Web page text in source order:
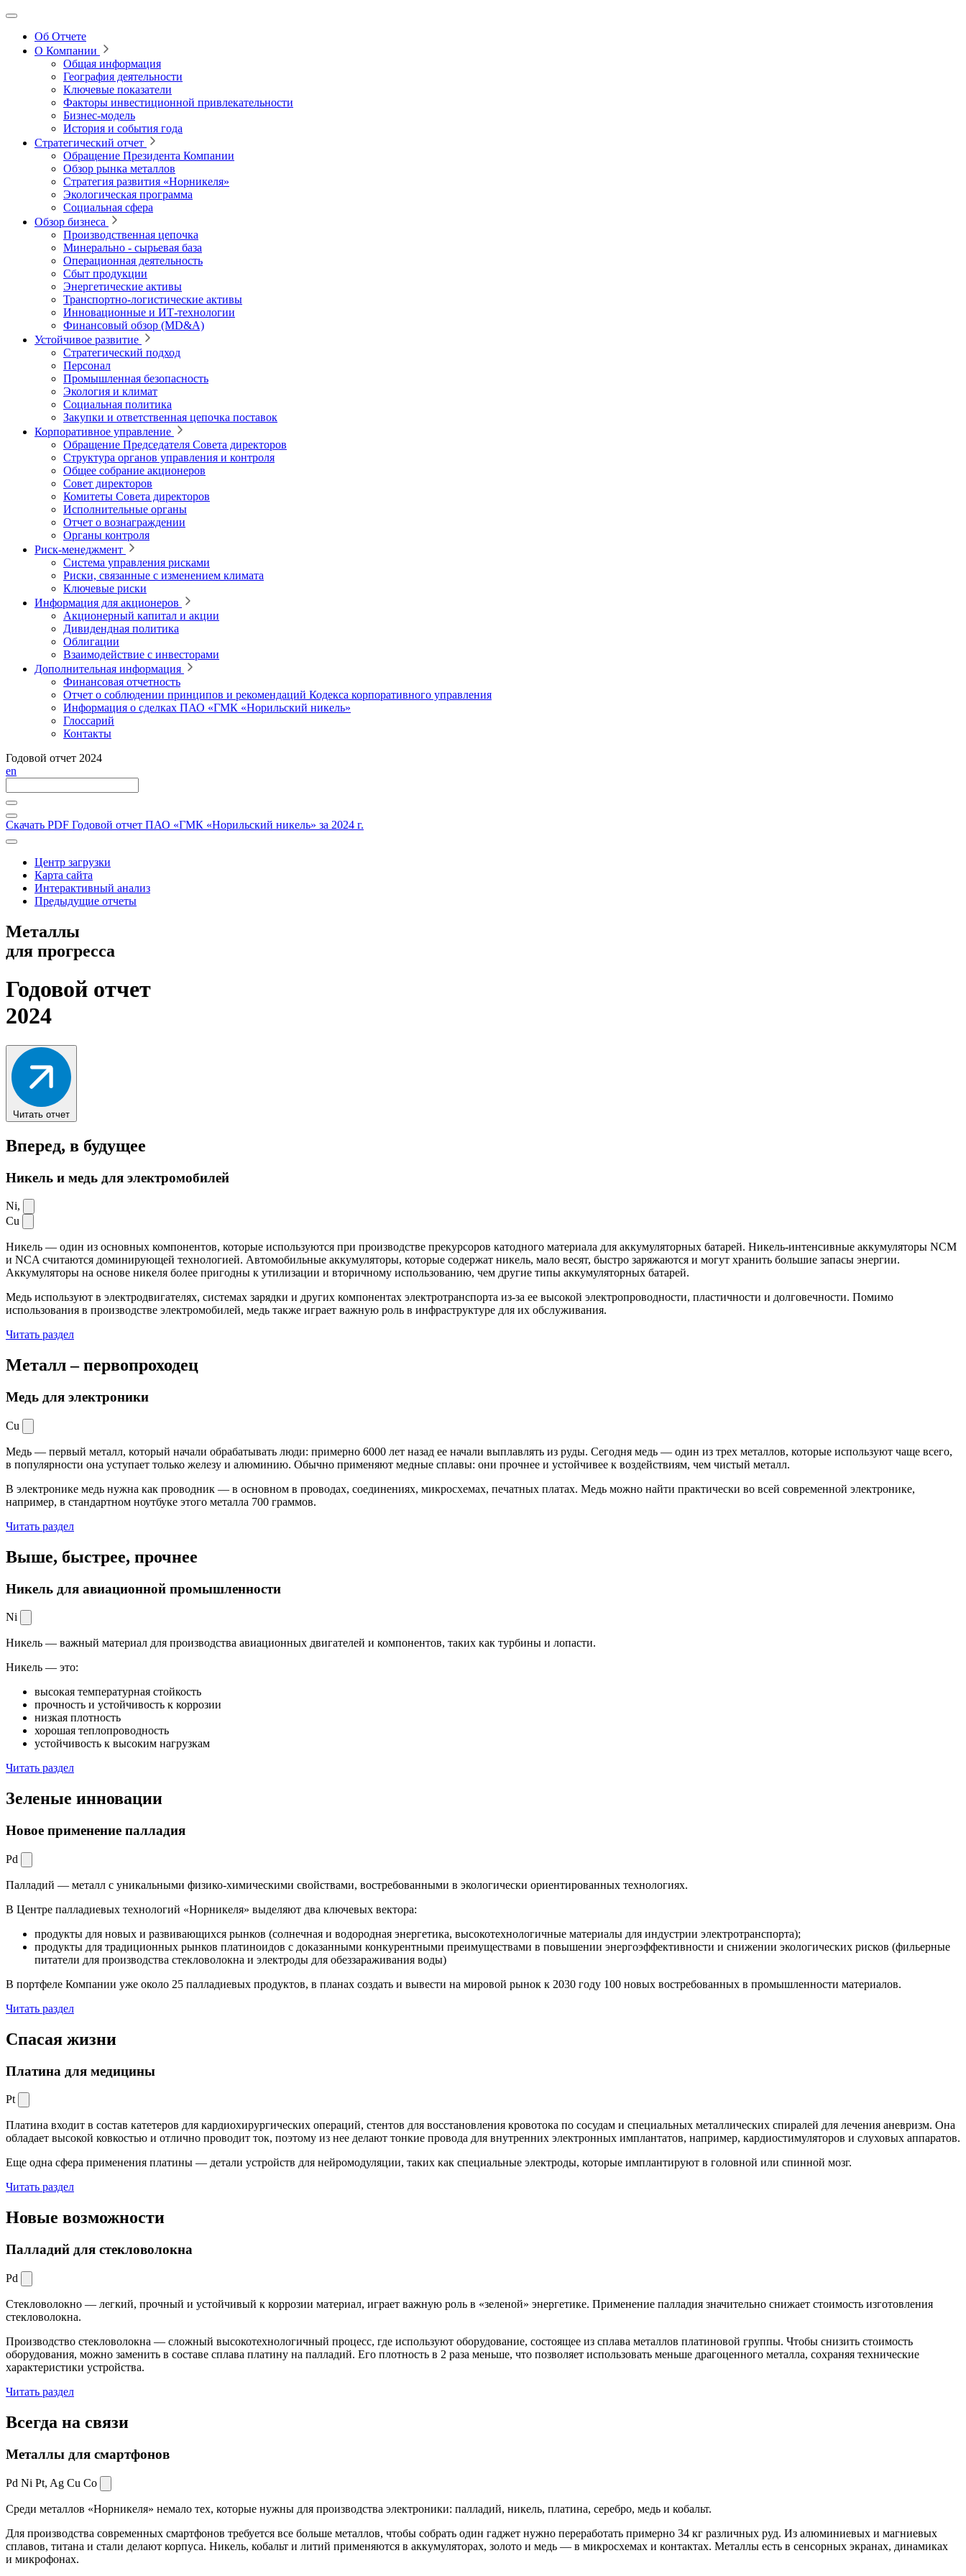
Об Отчете
О Компании
Общая информация
География деятельности
Ключевые показатели
Факторы инвестиционной привлекательности
Бизнес-модель
История и события года
Стратегический отчет
Обращение Президента Компании
Обзор рынка металлов
Стратегия развития «Норникеля»
Экологическая программа
Социальная сфера
Обзор бизнеса
Производственная цепочка
Минерально ‑ сырьевая база
Операционная деятельность
Сбыт продукции
Энергетические активы
Транспортно-логистические активы
Инновационные и ИТ‑технологии
Финансовый обзор (MD&A)
Устойчивое развитие
Стратегический подход
Персонал
Промышленная безопасность
Экология и климат
Социальная политика
Закупки и ответственная цепочка поставок
Корпоративное управление
Обращение Председателя Совета директоров
Структура органов управления и контроля
Общее собрание акционеров
Совет директоров
Комитеты Совета директоров
Исполнительные органы
Отчет о вознаграждении
Органы контроля
Риск-менеджмент
Система управления рисками
Риски, связанные с изменением климата
Ключевые риски
Информация для акционеров
Акционерный капитал и акции
Дивидендная политика
Облигации
Взаимодействие с инвесторами
Дополнительная информация
Финансовая отчетность
Отчет о соблюдении принципов и рекомендаций Кодекса корпоративного управления
Информация о сделках ПАО «ГМК «Норильский никель»
Глоссарий
Контакты
Годовой отчет 2024
en
Скачать PDF Годовой отчет ПАО «ГМК «Норильский никель» за 2024 г.
Центр загрузки
Карта сайта
Интерактивный анализ
Предыдущие отчеты
Металлы
для прогресса
Годовой отчет
2024
Читать отчет
Вперед, в будущее
Никель и медь для электромобилей
Ni,
Cu
Никель — один из основных компонентов, которые используются при производстве прекурсоров катодного материала для аккумуляторных батарей. Никель-интенсивные аккумуляторы NCM
и NCA считаются доминирующей технологией. Автомобильные аккумуляторы, которые содержат никель, мало весят, быстро заряжаются и могут хранить большие запасы энергии.
Аккумуляторы на основе никеля более пригодны к утилизации и вторичному использованию, чем другие типы аккумуляторных батарей.
Медь используют в электродвигателях, системах зарядки и других компонентах электротранспорта из-за ее высокой электропроводности, пластичности и долговечности. Помимо
использования в производстве электромобилей, медь также играет важную роль в инфраструктуре для их обслуживания.
Читать раздел
Металл –первопроходец
Медь для электроники
Cu
Медь — первый металл, который начали обрабатывать люди: примерно 6000 лет назад ее начали выплавлять из руды. Сегодня медь — один из трех металлов, которые используют чаще всего,
в популярности она уступает только железу и алюминию. Обычно применяют медные сплавы: они прочнее и устойчивее к воздействиям, чем чистый металл.
В электронике медь нужна как проводник — в основном в проводах, соединениях, микросхемах, печатных платах. Медь можно найти практически во всей современной электронике,
например, в стандартном ноутбуке этого металла 700 граммов.
Читать раздел
Выше, быстрее, прочнее
Никель для авиационной промышленности
Ni
Никель — важный материал для производства авиационных двигателей и компонентов, таких как турбины и лопасти.
Никель — это:
высокая температурная стойкость
прочность и устойчивость к коррозии
низкая плотность
хорошая теплопроводность
устойчивость к высоким нагрузкам
Читать раздел
Зеленые инновации
Новое применение палладия
Pd
Палладий — металл с уникальными физико-химическими свойствами, востребованными в экологически ориентированных технологиях.
В Центре палладиевых технологий «Норникеля» выделяют два ключевых вектора:
продукты для новых и развивающихся рынков (солнечная и водородная энергетика, высокотехнологичные материалы для индустрии электротранспорта);
продукты для традиционных рынков платиноидов с доказанными конкурентными преимуществами в повышении энергоэффективности и снижении экологических рисков (фильерные
питатели для производства стекловолокна и электроды для обеззараживания воды)
В портфеле Компании уже около 25 палладиевых продуктов, в планах создать и вывести на мировой рынок к 2030 году 100 новых востребованных в промышленности материалов.
Читать раздел
Спасая жизни
Платина для медицины
Pt
Платина входит в состав катетеров для кардиохирургических операций, стентов для восстановления кровотока по сосудам и специальных металлических спиралей для лечения аневризм. Она
обладает высокой ковкостью и отлично проводит ток, поэтому из нее делают тонкие провода для внутренних электронных имплантатов, например, кардиостимуляторов и слуховых аппаратов.
Еще одна сфера применения платины — детали устройств для нейромодуляции, таких как специальные электроды, которые имплантируют в головной или спинной мозг.
Читать раздел
Новые возможности
Палладий для стекловолокна
Pd
Стекловолокно — легкий, прочный и устойчивый к коррозии материал, играет важную роль в «зеленой» энергетике. Применение палладия значительно снижает стоимость изготовления
стекловолокна.
Производство стекловолокна — сложный высокотехнологичный процесс, где используют оборудование, состоящее из сплава металлов платиновой группы. Чтобы снизить стоимость
оборудования, можно заменить в составе сплава платину на палладий. Его плотность в 2 раза меньше, что позволяет использовать меньше драгоценного металла, сохраняя технические
характеристики устройства.
Читать раздел
Всегда на связи
Металлы для смартфонов
Pd Ni Pt, Ag Cu Co
Среди металлов «Норникеля» немало тех, которые нужны для производства электроники: палладий, никель, платина, серебро, медь и кобальт.
Для производства современных смартфонов требуется все больше металлов, чтобы собрать один гаджет нужно переработать примерно 34 кг различных руд. Из алюминиевых и магниевых
сплавов, титана и стали делают корпуса. Никель, кобальт и литий применяются в аккумуляторах, золото и медь — в микросхемах и контактах. Металлы есть в сенсорных экранах, динамиках
и микрофонах.